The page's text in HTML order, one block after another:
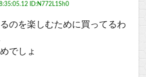
ID:N772L1Sh0
のを楽しむために買ってるわ
でしょ